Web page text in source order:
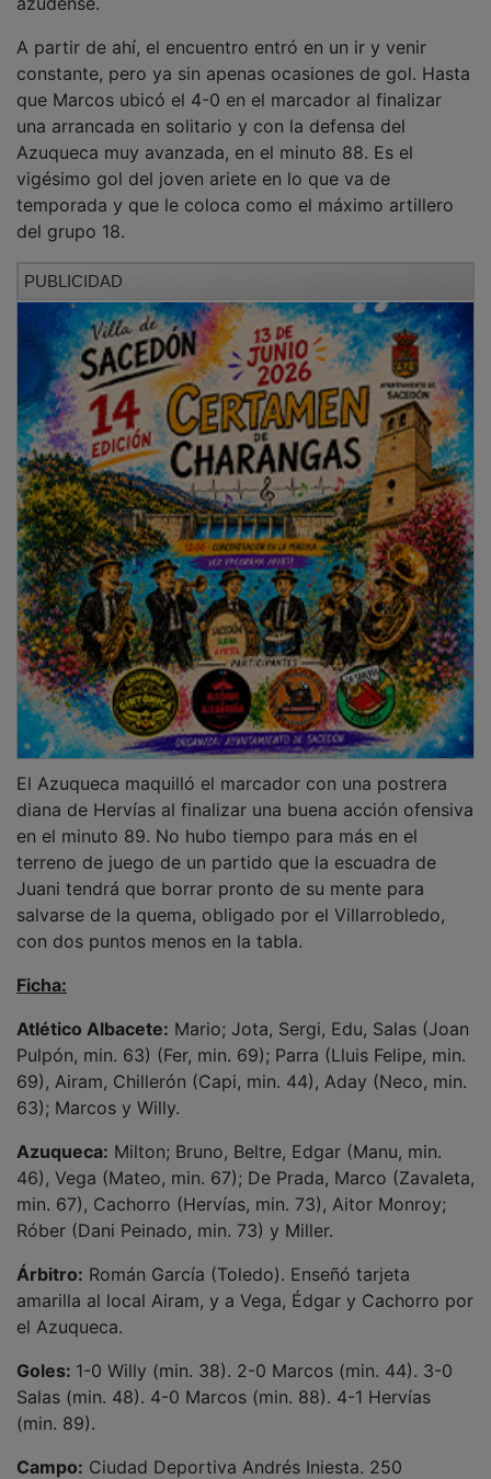
El Azuqueca maquilló el marcador con una postrera
diana de Hervías al finalizar una buena acción ofensiva
en el minuto 89. No hubo tiempo para más en el
terreno de juego de un partido que la escuadra de
Juani tendrá que borrar pronto de su mente para
salvarse de la quema, obligado por el Villarrobledo,
con dos puntos menos en la tabla.
Ficha:
Atlético Albacete:Mario; Jota, Sergi, Edu, Salas (Joan
Pulpón, min. 63) (Fer, min. 69); Parra (Lluis Felipe, min.
69), Airam, Chillerón (Capi, min. 44), Aday (Neco, min.
63); Marcos y Willy.
Azuqueca:Milton; Bruno, Beltre, Edgar (Manu, min.
46), Vega (Mateo, min. 67); De Prada, Marco (Zavaleta,
min. 67), Cachorro (Hervías, min. 73), Aitor Monroy;
Róber (Dani Peinado, min. 73) y Miller.
Árbitro:Román García (Toledo). Enseñó tarjeta
amarilla al local Airam, y a Vega, Édgar y Cachorro por
el Azuqueca.
Goles:1-0 Willy (min. 38). 2-0 Marcos (min. 44). 3-0
Salas (min. 48). 4-0 Marcos (min. 88). 4-1 Hervías
(min. 89).
Campo:
espectadores.
NOTICIAS RELACIONADAS